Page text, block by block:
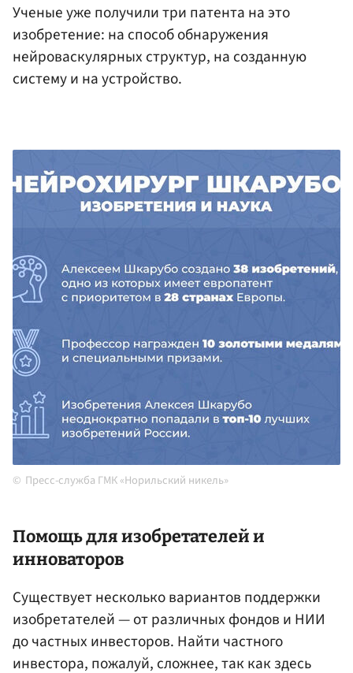
Ученые уже получили три патента на это
изобретение: на способ обнаружения
нейроваскулярных структур, на созданную
систему и на устройство.
Пресс-служба ГМК «Норильский никель»
Помощь для изобретателей и
инноваторов
Существует несколько вариантов поддержки
изобретателей — от различных фондов и НИИ
до частных инвесторов. Найти частного
инвестора, пожалуй, сложнее, так как здесь